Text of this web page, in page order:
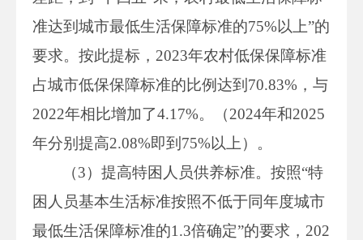
准达到城市最低生活保障标准的75%以上”的
要求。按此提标，2023年农村低保保障标准
占城市低保保障标准的比例达到70.83%，与
2022年相比增加了4.17%。（2024年和2025
年分别提高2.08%即到75%以上）。
（3）提高特困人员供养标准。按照“特
困人员基本生活标准按照不低于同年度城市
最低生活保障标准的1.3倍确定”的要求，202